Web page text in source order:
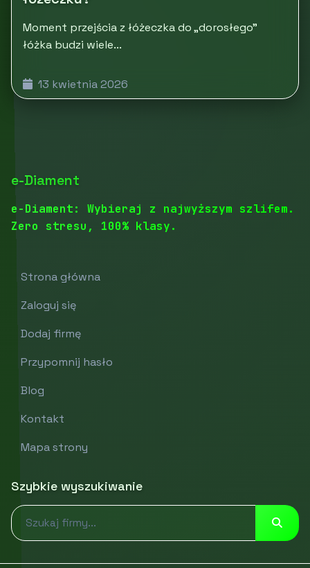
Moment przejścia z łóżeczka do „dorosłego”
łóżka budzi wiele...
13 kwietnia 2026
e-Diament
e-Diament: Wybieraj z najwyższym szlifem.
Zero stresu, 100% klasy.
Strona główna
Zaloguj się
Dodaj firmę
Przypomnij hasło
Blog
Kontakt
Mapa strony
Szybkie wyszukiwanie